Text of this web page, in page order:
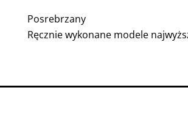
Posrebrzany
Ręcznie wykonane modele